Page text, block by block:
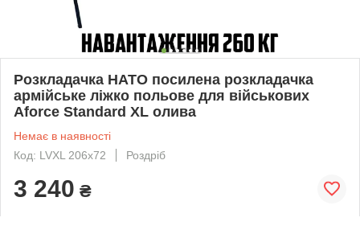
Розкладачка НАТО посилена розкладачка
армійське ліжко польове для військових
Aforce Standard XL олива
Немає в наявності
Код: LVXL 206x72
Роздріб
3 240 ₴